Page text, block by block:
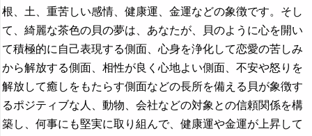
根、土、重苦しい感情、健康運、金運などの象徴です。そし
て、綺麗な茶色の貝の夢は、あなたが、貝のように心を開い
て積極的に自己表現する側面、心身を浄化して恋愛の苦しみ
から解放する側面、相性が良く心地よい側面、不安や怒りを
解放して癒しをもたらす側面などの長所を備える貝が象徴す
るポジティブな人、動物、会社などの対象との信頼関係を構
築し、何事にも堅実に取り組んで、健康運や金運が上昇して